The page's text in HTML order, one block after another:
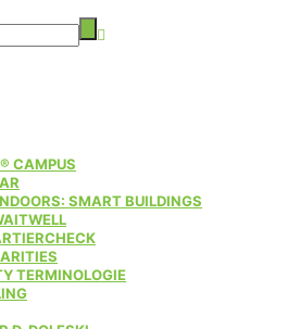
CAMPUS
SMART BUILDINGS
TERMINOLOGIE